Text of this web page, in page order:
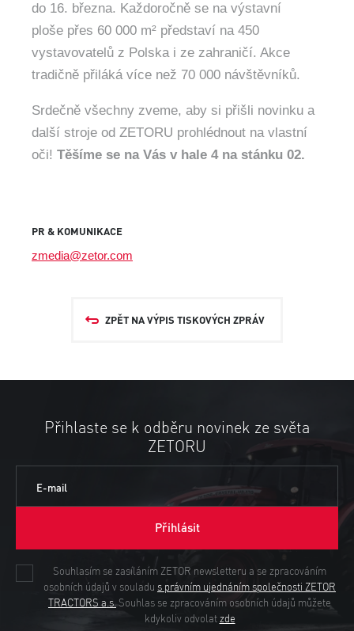
do 16. března. Každoročně se na výstavní
ploše přes 60 000 m² představí na 450
vystavovatelů z Polska i ze zahraničí. Akce
tradičně přiláká více než 70 000 návštěvníků.
Srdečně všechny zveme, aby si přišli novinku a
další stroje od ZETORU prohlédnout na vlastní
oči! Těšíme se na Vás v hale 4 na stánku 02.
PR & KOMUNIKACE
zmedia@zetor.com
ZPĚT NA VÝPIS TISKOVÝCH ZPRÁV
Přihlaste se k odběru novinek ze světa
ZETORU
E-mail
Přihlásit
Souhlasím se zasíláním ZETOR newsletteru a se zpracováním
osobních údajů v souladu s právním ujednáním společnosti ZETOR
TRACTORS a.s. Souhlas se zpracováním osobních údajů můžete
kdykoliv odvolat zde